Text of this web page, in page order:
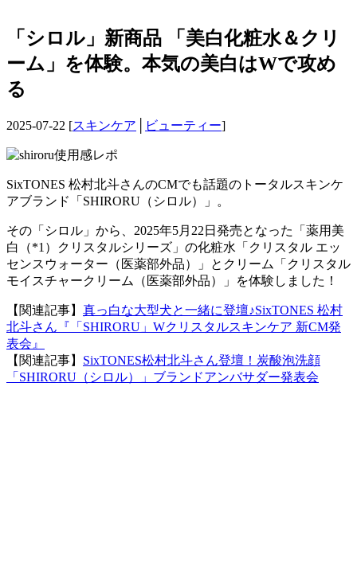
「シロル」新商品 「美白化粧水＆クリ
ーム」を体験。本気の美白はWで攻め
る
2025-07-22 [スキンケア ビューティー]
SixTONES 松村北斗さんのCMでも話題のトータルスキンケ
アブランド「SHIRORU（シロル）」。
その「シロル」から、2025年5月22日発売となった「薬用美
白（*1）クリスタルシリーズ」の化粧水「クリスタル エッ
センスウォーター（医薬部外品）」とクリーム「クリスタル
モイスチャークリーム（医薬部外品）」を体験しました！
【関連記事】 真っ白な大型犬と一緒に登壇♪SixTONES 松村
北斗さん『「SHIRORU」Wクリスタルスキンケア 新CM発
表会』
【関連記事】 SixTONES松村北斗さん登壇！炭酸泡洗顔
「SHIRORU（シロル）」ブランドアンバサダー発表会